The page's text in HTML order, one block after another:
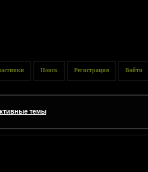
Поиск Регистрация Войти
темы